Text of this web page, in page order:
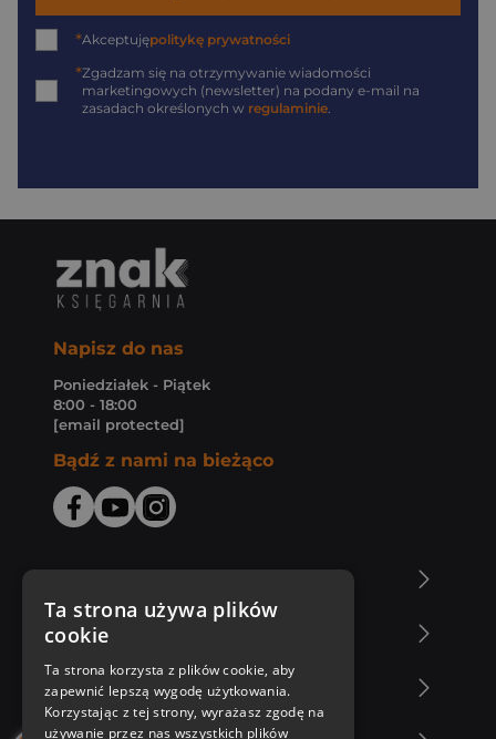
*Akceptujępolitykę prywatności
*Zgadzam się na otrzymywanie wiadomości
marketingowych (newsletter) na podany e-mail na
zasadach określonych w regulaminie
Napisz do nas
Poniedziałek - Piątek
8:00 - 18:00
[email protected]
Bądź z nami na bieżąco
Zakupy u nas
Nasza oferta
Ta strona używa plików
cookie
Ta strona korzysta z plików cookie, aby
zapewnić lepszą wygodę użytkowania.
Korzystając z tej strony, wyrażasz zgodę na
używanie przez nas wszystkich plików